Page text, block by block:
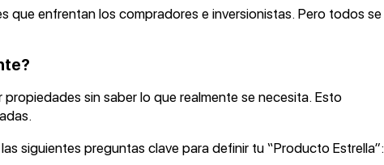
que enfrentan los compradores e inversionistas. Pero todos se
sin saber lo que realmente se necesita. Esto
siguientes preguntas clave para definir tu “Producto Estrella”: